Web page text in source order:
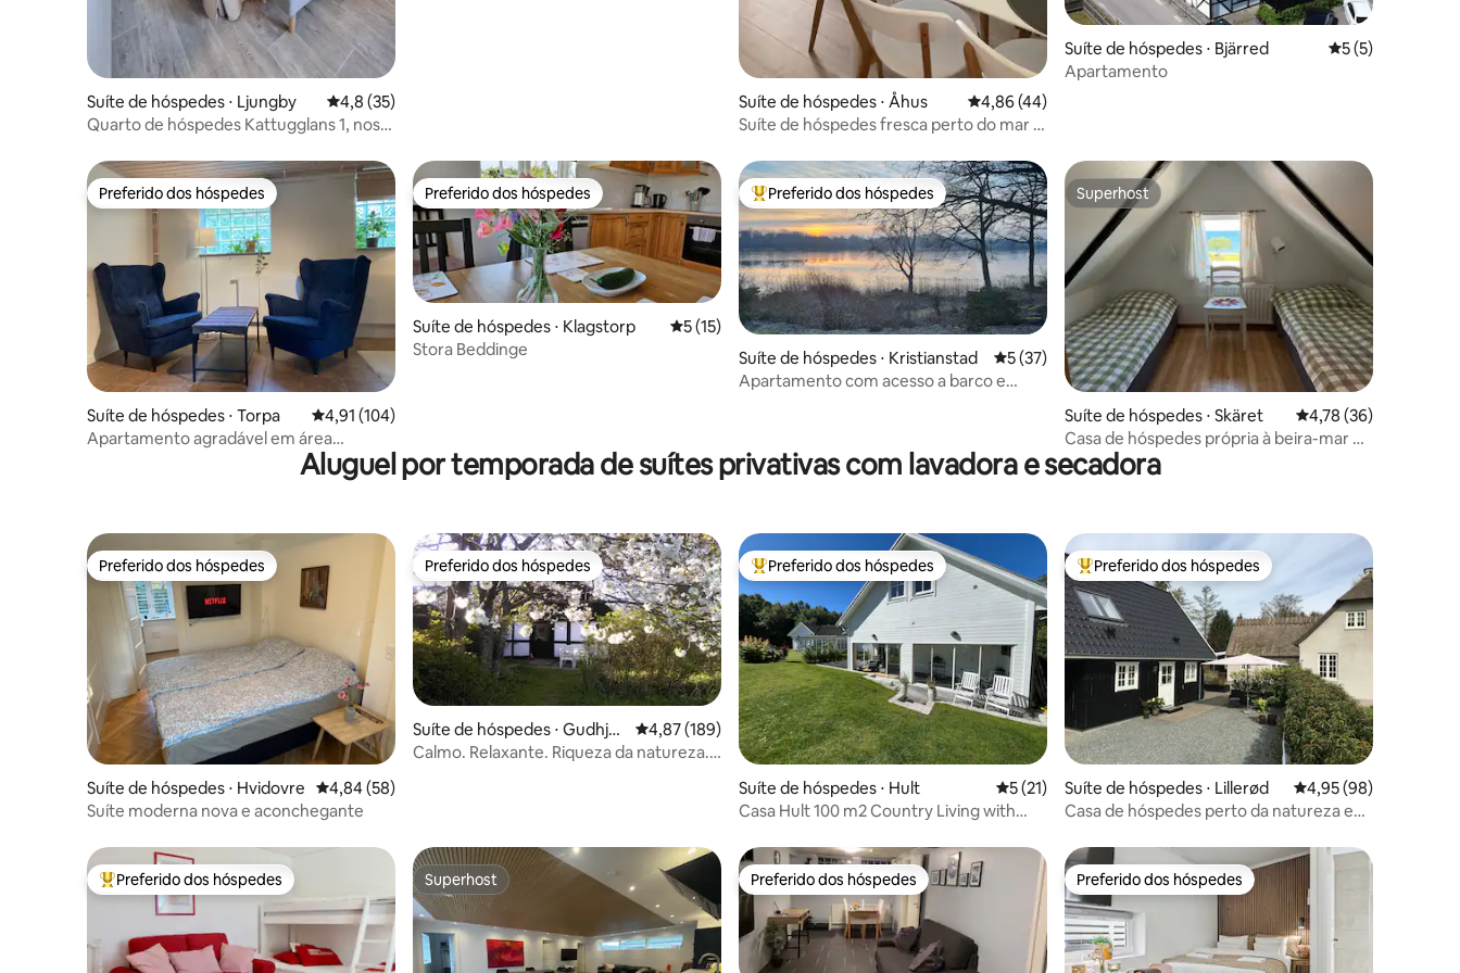
Suíte de hóspedes ⋅ Ljungby 4,8 de uma avaliação média de 5, 35 avaliações
4,8 (35)
Quarto de hóspedes Kattugglans 1, nos
Suíte de hóspedes ⋅ Åhus 4,86 de uma avaliação média de 5, 44 avaliações
4,86 (44)
Suíte de hóspedes fresca perto do mar e
Suíte de hóspedes ⋅ Bjärred 5 de uma
5 (5)
Apartamento
Preferido dos hóspedes
Preferido dos hóspedes
Suíte de hóspedes ⋅ Torpa 4,91 de uma avaliação média de 5, 104 avaliações
4,91 (104)
Apartamento agradável em área
Preferido dos hóspedes
Preferido dos hóspedes
Suíte de hóspedes ⋅ Klagstorp 5 de uma avaliação média de 5, 15 avaliações
5 (15)
Stora Beddinge
Entre os melhores preferidos dos hóspedes
Preferido dos hóspedes
Suíte de hóspedes ⋅ Kristianstad 5 de uma avaliação média de 5, 37 avaliações
5 (37)
Apartamento com acesso a barco e
Superhost
Superhost
Suíte de hóspedes ⋅ Skäret 4,78 de uma
4,78 (36)
Casa de hóspedes própria à beira-mar na
idílica Skäret
Aluguel por temporada de suítes privativas com lavadora e secadora
Preferido dos hóspedes
Preferido dos hóspedes
Suíte de hóspedes ⋅ Hvidovre 4,84 de uma avaliação média de 5, 58 avaliações
4,84 (58)
Suíte moderna nova e aconchegante
Preferido dos hóspedes
Preferido dos hóspedes
Suíte de hóspedes ⋅ Gudhje
m
4,87 de uma avaliação média de 5, 189 avaliações
4,87 (189)
Calmo. Relaxante. Riqueza da natureza.
Entre os melhores preferidos dos hóspedes
Preferido dos hóspedes
Suíte de hóspedes ⋅ Hult 5 de uma avaliação média de 5, 21 avaliações
5 (21)
Casa Hult 100 m2 Country Living with
Entre os melhores preferidos dos hóspedes
Preferido dos hóspedes
Suíte de hóspedes ⋅ Lillerød 4,95 de uma
4,95 (98)
Casa de hóspedes perto da natureza em
Entre os melhores preferidos dos hóspedes
Preferido dos hóspedes Superhost
Superhost Preferido dos hóspedes
Preferido dos hóspedes Preferido dos hóspedes
Preferido dos hóspedes